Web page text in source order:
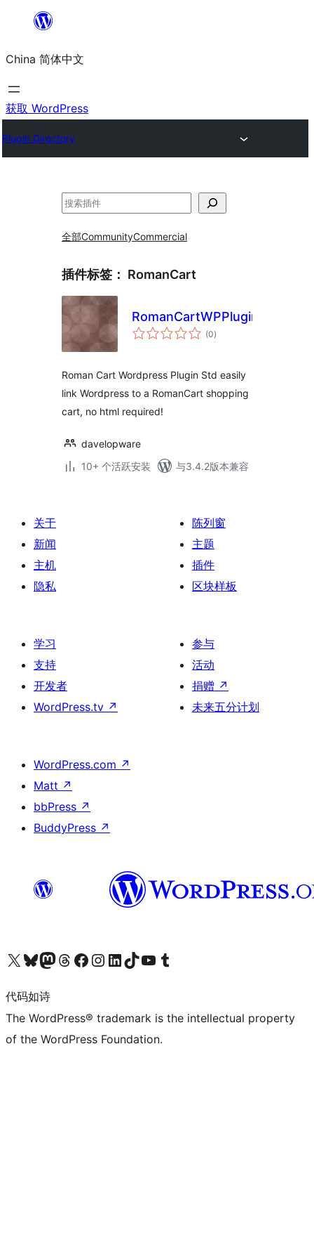
内
容
China 简体中文
获取 WordPress
Plugin Directory
搜
全部CommunityCommercial
插件标签： RomanCart
RomanCartWPPluginStd
(0总
评)
Roman Cart Wordpress Plugin Std easily
link Wordpress to a RomanCart shopping
cart, no html required!
davelopware
10+ 个活跃安装
与3.4.2版本兼容
关于
新闻
主机
隐私
陈列窗
主题
插件
区块样板
学习
支持
开发者
WordPress.tv ↗
参与
活动
捐赠 ↗
未来五分计划
WordPress.com ↗
Matt ↗
bbPress ↗
BuddyPress ↗
关注我们的 X（原 Twitter）账号访问我们的 Bluesky 账号关注我们的 Mastodon 账号访问我们的 Threads 账号 访问我们的 Facebook 公共主页关注我们的 Instagram 账号 关注我们的 LinkedIn 主页访问我们的 TikTok 账号访问我们的 YouTube 频道 访问我们的 Tumblr 账号
代码如诗
The WordPress® trademark is the intellectual property
of the WordPress Foundation.